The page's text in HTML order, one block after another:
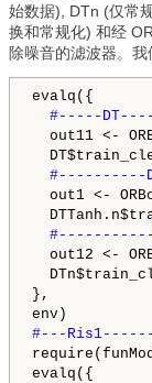
始数据), DTn (仅常
换和常规化) 和经
除噪音的滤波器。
evalq({
#-----
out11 <-
#----------
out1 <-
out12 <-
},
evalq({